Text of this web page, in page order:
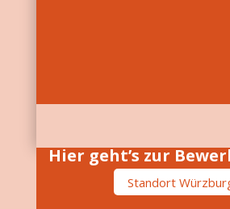
Hier geht’s zur
Standort